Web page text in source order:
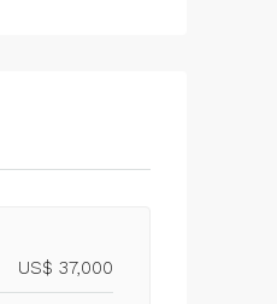
US$ 37,000